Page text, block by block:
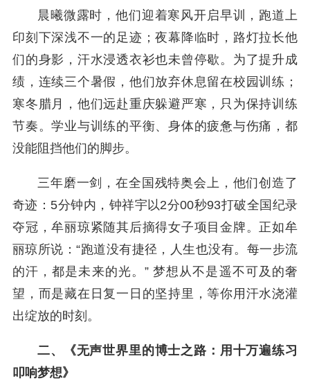
晨曦微露时，他们迎着寒风开启早训，跑道上
印刻下深浅不一的足迹；夜幕降临时，路灯拉长他
们的身影，汗水浸透衣衫也未曾停歇。为了提升成
绩，连续三个暑假，他们放弃休息留在校园训练；
寒冬腊月，他们远赴重庆躲避严寒，只为保持训练
节奏。学业与训练的平衡、身体的疲惫与伤痛，都
没能阻挡他们的脚步。
三年磨一剑，在全国残特奥会上，他们创造了
奇迹：5分钟内，钟祥宇以2分00秒93打破全国纪录
夺冠，牟丽琼紧随其后摘得女子项目金牌。正如牟
丽琼所说：“跑道没有捷径，人生也没有。每一步流
的汗，都是未来的光。” 梦想从不是遥不可及的奢
望，而是藏在日复一日的坚持里，等你用汗水浇灌
出绽放的时刻。
二、《无声世界里的博士之路：用十万遍练习
叩响梦想》